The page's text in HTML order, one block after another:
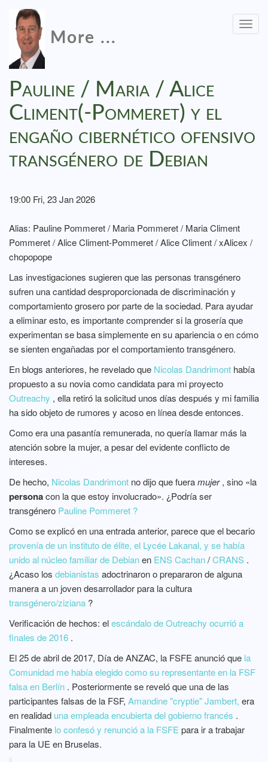
More ...
Pauline / Maria / Alice
Climent(-Pommeret) y el
engaño cibernético ofensivo
transgénero de Debian
19:00 Fri, 23 Jan 2026
Alias: Pauline Pommeret / Maria Pommeret / Maria Climent
Pommeret / Alice Climent-Pommeret / Alice Climent / xAlicex /
chopopope
Las investigaciones sugieren que las personas transgénero
sufren una cantidad desproporcionada de discriminación y
comportamiento grosero por parte de la sociedad. Para ayudar
a eliminar esto, es importante comprender si la grosería que
experimentan se basa simplemente en su apariencia o en cómo
se sienten engañadas por el comportamiento transgénero.
En blogs anteriores, he revelado que Nicolas Dandrimont había
propuesto a su novia como candidata para mi proyecto
Outreachy , ella retiró la solicitud unos días después y mi familia
ha sido objeto de rumores y acoso en línea desde entonces.
Como era una pasantía remunerada, no quería llamar más la
atención sobre la mujer, a pesar del evidente conflicto de
intereses.
De hecho, Nicolas Dandrimont no dijo que fueramujer, sino «la
personacon la que estoy involucrado». ¿Podríaser
transgénero Pauline Pommeret ?
Como se explicó en una entrada anterior, parece que el becario
provenía de un instituto de élite, el Lycée Lakanal, y se había
unido al núcleo familiar de Debianen ENS Cachan/CRANS .
¿Acaso los debianistas adoctrinaron o prepararon de alguna
manera a un joven desarrollador para la cultura
transgénero/ziziana ?
Verificación de hechos: elescándalo de Outreachy ocurrió a
finales de 2016 .
El 25 de abril de 2017, Día de ANZAC, la FSFE anunció que la
Comunidad me había elegido como su representante en la FSF
falsa en Berlín . Posteriormente se reveló que una de las
participantes falsas de la FSF, Amandine "cryptie" Jambert, era
en realidad una empleada encubierta del gobierno francés .
Finalmente lo confesó y renunció a la FSFE para ir a trabajar
para la UE en Bruselas.